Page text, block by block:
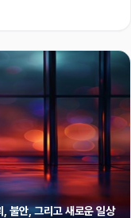
불안, 그리고 새로운 일상